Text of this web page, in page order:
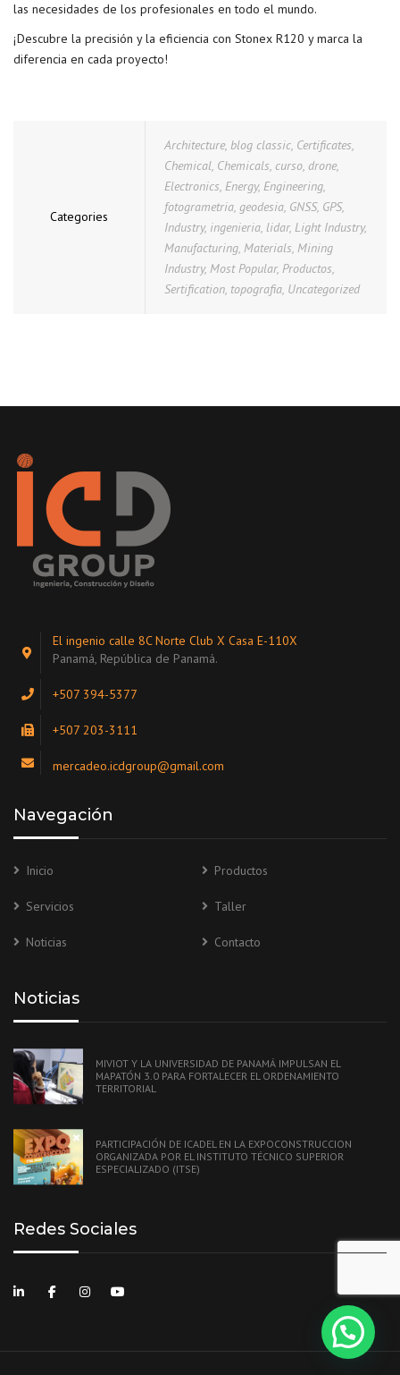
las necesidades de los profesionales en todo el mundo.
¡Descubre la precisión y la eficiencia con Stonex R120 y marca la
diferencia en cada proyecto!
Categories
Architecture, blog classic, Certificates,
Chemical, Chemicals, curso, drone,
Electronics, Energy, Engineering,
fotogrametria, geodesia, GNSS, GPS,
Industry, ingenieria, lidar, Light Industry,
Manufacturing, Materials, Mining
Industry, Most Popular, Productos,
Sertification, topografia, Uncategorized
El ingenio calle 8C Norte Club X Casa E-110X
Panamá, República de Panamá.
+507 394-5377
+507 203-3111
mercadeo.icdgroup@gmail.com
Navegación
Inicio Productos
Servicios Taller
Noticias Contacto
Noticias
MIVIOT Y LA UNIVERSIDAD DE PANAMÁ IMPULSAN EL
MAPATÓN 3.0 PARA FORTALECER EL ORDENAMIENTO
TERRITORIAL
PARTICIPACIÓN DE ICADEL EN LA EXPOCONSTRUCCION
ORGANIZADA POR EL INSTITUTO TÉCNICO SUPERIOR
ESPECIALIZADO (ITSE)
Redes Sociales